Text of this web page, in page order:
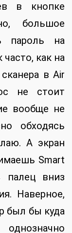
в кнопке
большое
пароль на
как на
в Air
не стоит
вообще не
обходясь
А экран
Smart
палец вниз
Наверное,
был бы куда